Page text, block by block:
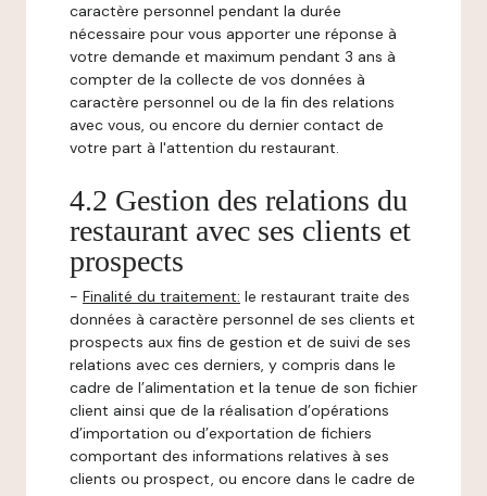
caractère personnel pendant la durée
nécessaire pour vous apporter une réponse à
votre demande et maximum pendant 3 ans à
compter de la collecte de vos données à
caractère personnel ou de la fin des relations
avec vous, ou encore du dernier contact de
votre part à l'attention du restaurant.
4.2 Gestion des relations du
restaurant avec ses clients et
prospects
- Finalité du traitement: le restaurant traite des
données à caractère personnel de ses clients et
prospects aux fins de gestion et de suivi de ses
relations avec ces derniers, y compris dans le
cadre de l’alimentation et la tenue de son fichier
client ainsi que de la réalisation d’opérations
d’importation ou d’exportation de fichiers
comportant des informations relatives à ses
clients ou prospect, ou encore dans le cadre de